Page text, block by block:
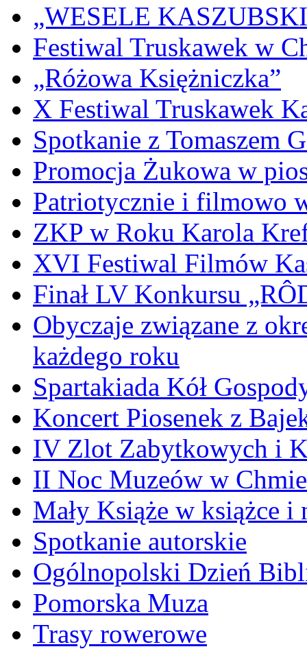
„WESELE
Festiwal Truskawek w
„Różowa Księżniczka”
X Festiwal Truskawek
Spotkanie z Tomaszem
Promocja Żukowa w
Patriotycznie i filmowo
ZKP w Roku Karola
XVI Festiwal Filmów
Finał LV Konkursu
Obyczaje związane z
każdego roku
Spartakiada Kół
Koncert Piosenek z
IV Zlot Zabytkowych i
II Noc Muzeów w
Mały Książe w książce i
Spotkanie autorskie
Ogólnopolski Dzień
Pomorska Muza
Trasy rowerowe